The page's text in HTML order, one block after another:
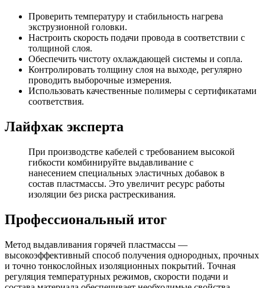
Проверить температуру и стабильность нагрева
экструзионной головки.
Настроить скорость подачи провода в соответствии с
толщиной слоя.
Обеспечить чистоту охлаждающей системы и сопла.
Контролировать толщину слоя на выходе, регулярно
проводить выборочные измерения.
Использовать качественные полимеры с сертификатами
соответствия.
Лайфхак эксперта
При производстве кабелей с требованием высокой
гибкости комбинируйте выдавливание с
нанесением специальных эластичных добавок в
состав пластмассы. Это увеличит ресурс работы
изоляции без риска растрескивания.
Профессиональный итог
Метод выдавливания горячей пластмассы —
высокоэффективный способ получения однородных, прочных
и точно тонкослойных изоляционных покрытий. Точная
регуляция температурных режимов, скорости подачи и